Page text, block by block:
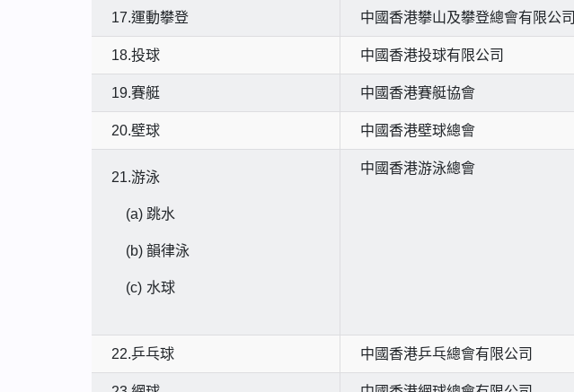
17.運動攀登 中國香港攀山及攀登總會有限公司
18.投球 中國香港投球有限公司
19.賽艇 中國香港賽艇協會
20.壁球 中國香港壁球總會
21.游泳
(a) 跳水
(b) 韻律泳
(c) 水球
中國香港游泳總會
22.乒乓球 中國香港乒乓總會有限公司